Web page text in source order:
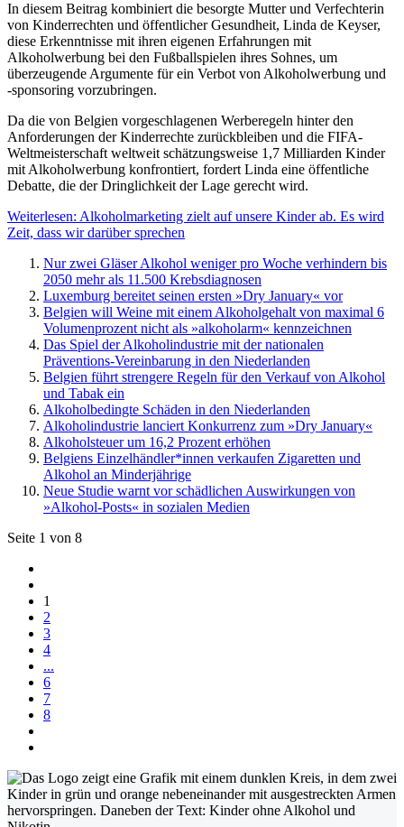
In diesem Beitrag kombiniert die besorgte Mutter und Verfechterin
von Kinderrechten und öffentlicher Gesundheit, Linda de Keyser,
diese Erkenntnisse mit ihren eigenen Erfahrungen mit
Alkoholwerbung bei den Fußballspielen ihres Sohnes, um
überzeugende Argumente für ein Verbot von Alkoholwerbung und
‑sponsoring vorzubringen.
Da die von Belgien vorgeschlagenen Werberegeln hinter den
Anforderungen der Kinderrechte zurückbleiben und die FIFA-
Weltmeisterschaft weltweit schätzungsweise 1,7 Milliarden Kinder
mit Alkoholwerbung konfrontiert, fordert Linda eine öffentliche
Debatte, die der Dringlichkeit der Lage gerecht wird.
Weiterlesen: Alkoholmarketing zielt auf unsere Kinder ab. Es wird
Zeit, dass wir darüber sprechen
Nur zwei Gläser Alkohol weniger pro Woche verhindern bis
2050 mehr als 11.500 Krebsdiagnosen
Luxemburg bereitet seinen ersten »Dry January« vor
Belgien will Weine mit einem Alkoholgehalt von maximal 6
Volumenprozent nicht als »alkoholarm« kennzeichnen
Das Spiel der Alkoholindustrie mit der nationalen
Präventions-Vereinbarung in den Niederlanden
Belgien führt strengere Regeln für den Verkauf von Alkohol
und Tabak ein
Alkoholbedingte Schäden in den Niederlanden
Alkoholindustrie lanciert Konkurrenz zum »Dry January«
Alkoholsteuer um 16,2 Prozent erhöhen
Belgiens Einzelhändler*innen verkaufen Zigaretten und
Alkohol an Minderjährige
Neue Studie warnt vor schädlichen Auswirkungen von
»Alkohol-Posts« in sozialen Medien
Seite 1 von 8
1
2
3
4
...
6
7
8